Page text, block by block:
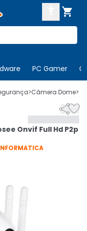

PC Gamer
>Câmera Dome>

Onvif Full Hd P2p